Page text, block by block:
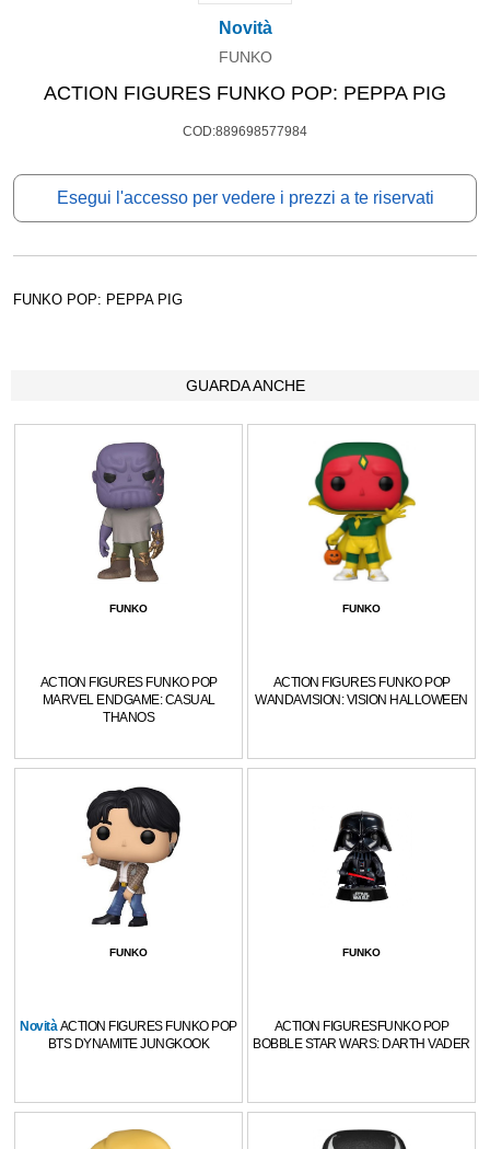
Novità
FUNKO
ACTION FIGURES FUNKO POP: PEPPA PIG
COD:889698577984
Esegui l'accesso per vedere i prezzi a te riservati
FUNKO POP: PEPPA PIG
GUARDA ANCHE
FUNKO
ACTION FIGURES FUNKO POP
MARVEL ENDGAME: CASUAL
THANOS
FUNKO
ACTION FIGURES FUNKO POP
WANDAVISION: VISION HALLOWEEN
FUNKO
NovitàACTION FIGURES FUNKO POP
BTS DYNAMITE JUNGKOOK
FUNKO
ACTION FIGURESFUNKO POP
BOBBLE STAR WARS: DARTH VADER